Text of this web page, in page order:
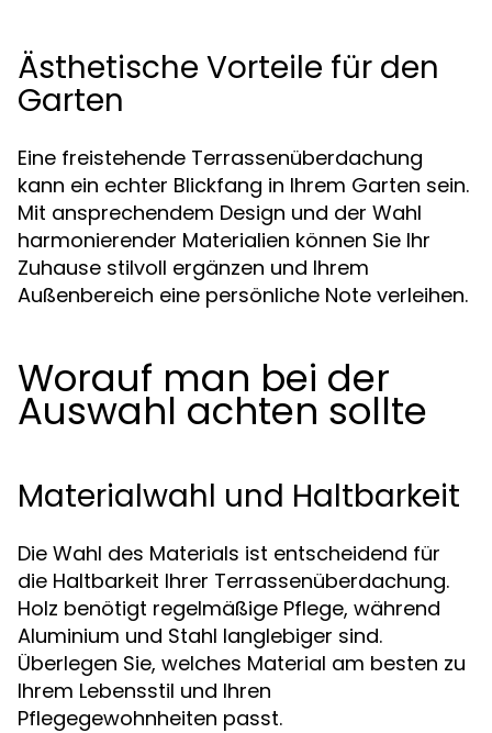
Ästhetische Vorteile für den
Garten
Eine freistehende Terrassenüberdachung
kann ein echter Blickfang in Ihrem Garten sein.
Mit ansprechendem Design und der Wahl
harmonierender Materialien können Sie Ihr
Zuhause stilvoll ergänzen und Ihrem
Außenbereich eine persönliche Note verleihen.
Worauf man bei der
Auswahl achten sollte
Materialwahl und Haltbarkeit
Die Wahl des Materials ist entscheidend für
die Haltbarkeit Ihrer Terrassenüberdachung.
Holz benötigt regelmäßige Pflege, während
Aluminium und Stahl langlebiger sind.
Überlegen Sie, welches Material am besten zu
Ihrem Lebensstil und Ihren
Pflegegewohnheiten passt.